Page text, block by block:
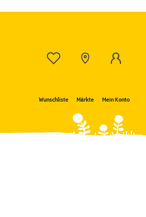
Wunschliste Märkte Mein Konto